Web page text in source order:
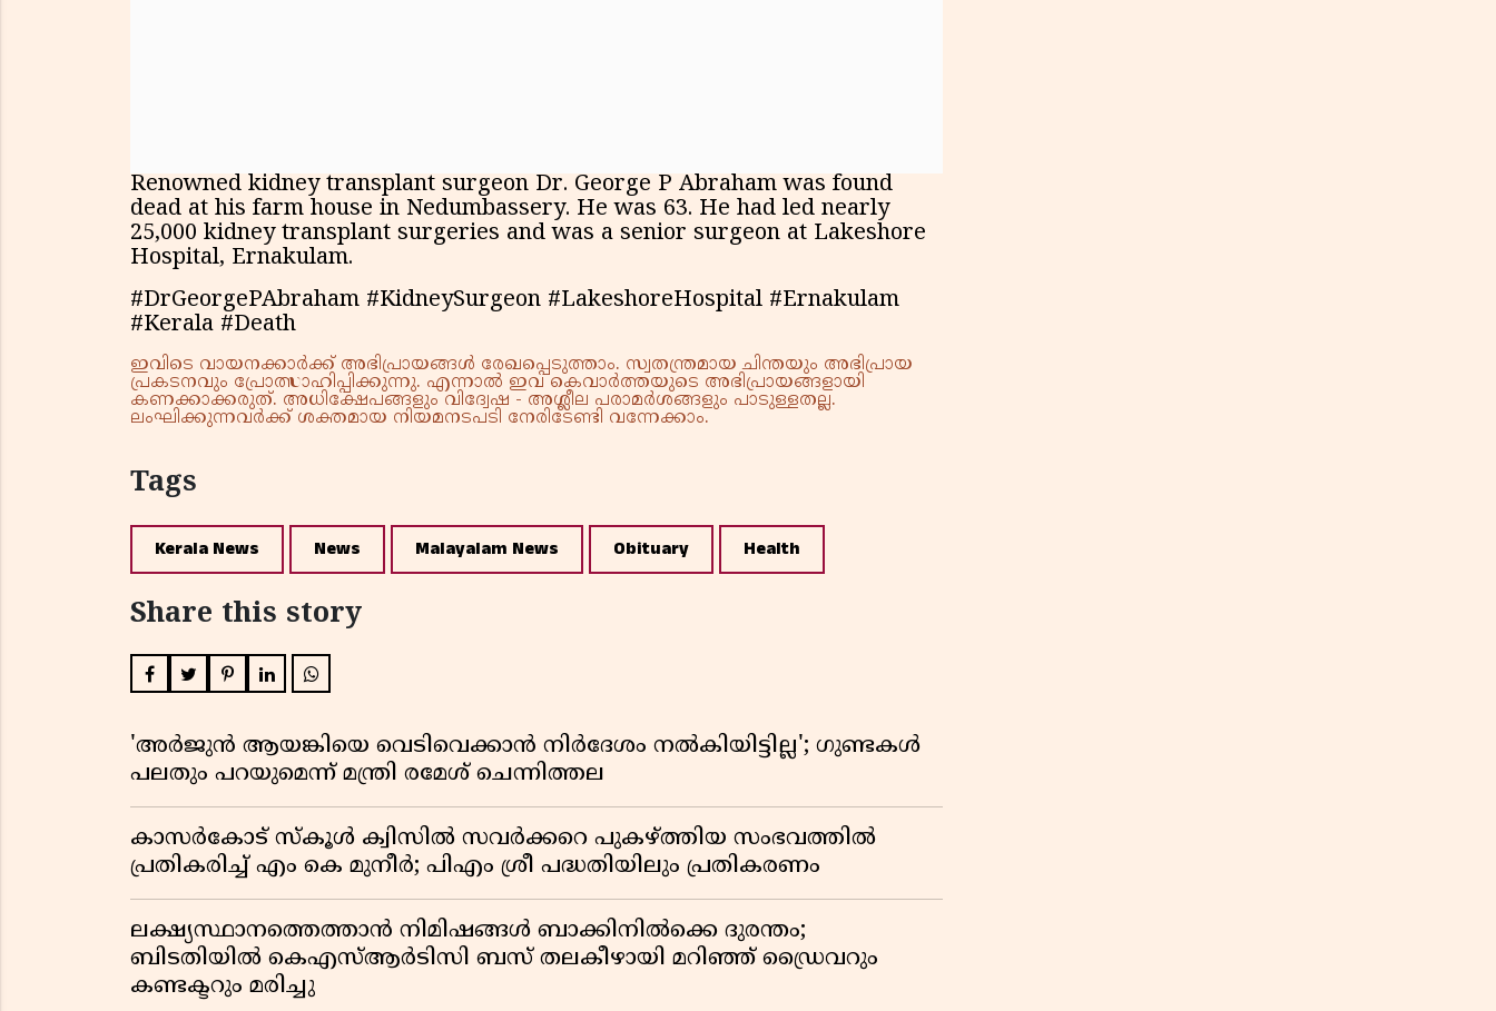
Renowned kidney transplant surgeon Dr. George P Abraham was found
dead at his farm house in Nedumbassery. He was 63. He had led nearly
25,000 kidney transplant surgeries and was a senior surgeon at Lakeshore
Hospital, Ernakulam.
#DrGeorgePAbraham #KidneySurgeon #LakeshoreHospital #Ernakulam
#Kerala #Death
ഇവിടെ വായനക്കാർക്ക് അഭിപ്രായങ്ങൾ രേഖപ്പെടുത്താം. സ്വതന്ത്രമായ ചിന്തയും അഭിപ്രായ
പ്രകടനവും പ്രോത്സാഹിപ്പിക്കുന്നു. എന്നാൽ ഇവ കെവാർത്തയുടെ അഭിപ്രായങ്ങളായി
കണക്കാക്കരുത്. അധിക്ഷേപങ്ങളും വിദ്വേഷ - അശ്ലീല പരാമർശങ്ങളും പാടുള്ളതല്ല.
ലംഘിക്കുന്നവർക്ക് ശക്തമായ നിയമനടപടി നേരിടേണ്ടി വന്നേക്കാം.
Tags
Kerala News News Malayalam News Obituary Health
Share this story
'അർജുൻ ആയങ്കിയെ വെടിവെക്കാൻ നിർദേശം നൽകിയിട്ടില്ല'; ഗുണ്ടകൾ
പലതും പറയുമെന്ന് മന്ത്രി രമേശ് ചെന്നിത്തല
കാസർകോട് സ്കൂൾ ക്വിസിൽ സവർക്കറെ പുകഴ്ത്തിയ സംഭവത്തിൽ
പ്രതികരിച്ച് എം കെ മുനീർ; പിഎം ശ്രീ പദ്ധതിയിലും പ്രതികരണം
ലക്ഷ്യസ്ഥാനത്തെത്താൻ നിമിഷങ്ങൾ ബാക്കിനിൽക്കെ ദുരന്തം;
ബിടതിയിൽ കെഎസ്ആർടിസി ബസ് തലകീഴായി മറിഞ്ഞ് ഡ്രൈവറും
കണ്ടക്ടറും മരിച്ചു